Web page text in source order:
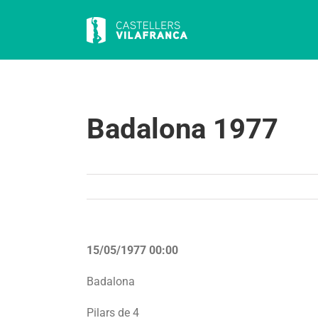
Badalona 1977
15/05/1977 00:00
Badalona
Pilars de 4